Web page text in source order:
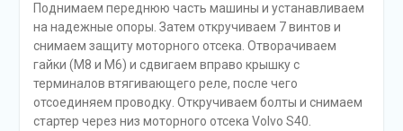
Поднимаем переднюю часть машины и устанавливаем
на надежные опоры. Затем откручиваем 7 винтов и
снимаем защиту моторного отсека. Отворачиваем
гайки (М8 и М6) и сдвигаем вправо крышку с
терминалов втягивающего реле, после чего
отсоединяем проводку. Откручиваем болты и снимаем
стартер через низ моторного отсека Volvo S40.